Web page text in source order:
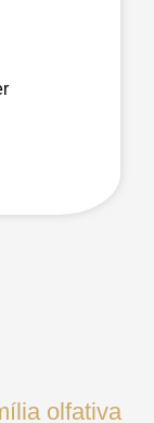
olfativa